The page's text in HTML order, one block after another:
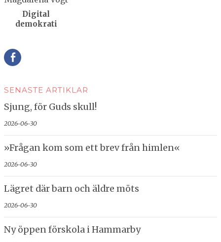
Digital
demokrati
SENASTE ARTIKLAR
Sjung, för Guds skull!
2026-06-30
»Frågan kom som ett brev från himlen«
2026-06-30
Lägret där barn och äldre möts
2026-06-30
Ny öppen förskola i Hammarby